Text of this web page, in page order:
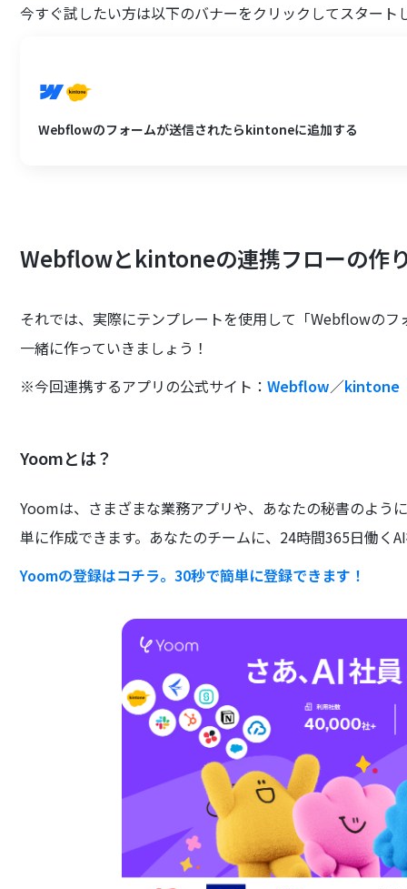
今すぐ試したい方は以下のバナーをクリックしてスタート
Webflowのフォームが送信されたらkintoneに追加する
Webflowとkintoneの連携フローの作
それでは、実際にテンプレートを使用して「Webflowの
一緒に作っていきましょう！
※今回連携するアプリの公式サイト：Webflow／kintone
Yoomとは？
Yoomは、さまざまな業務アプリや、あなたの秘書のよう
単に作成できます。あなたのチームに、24時間365日働く
Yoomの登録はコチラ。30秒で簡単に登録できます！